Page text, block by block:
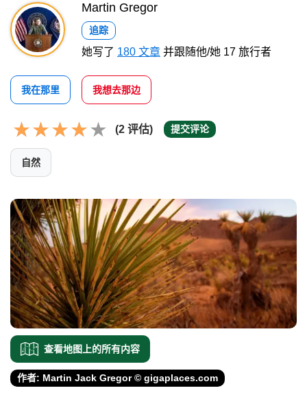
Martin Gregor
追踪
她写了 180 文章 并跟随他/她 17 旅行者
我在那里 我想去那边
(2 评估) 提交评论
自然
查看地图上的所有内容
作者: Martin Jack Gregor © gigaplaces.com